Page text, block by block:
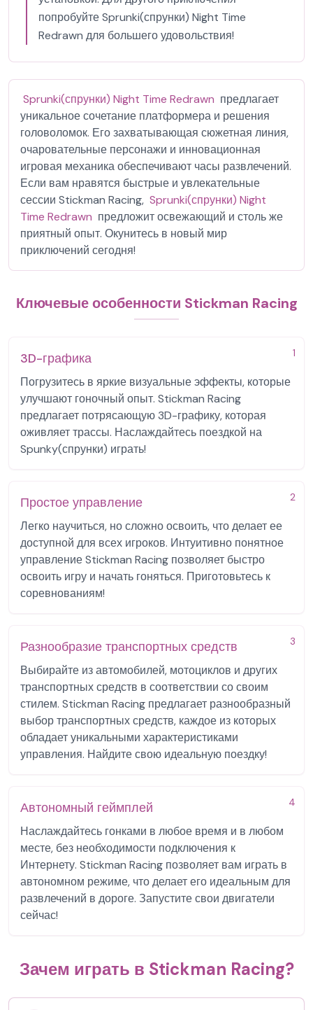
попробуйте Sprunki(спрунки) Night Time
Redrawn для большего удовольствия!
Sprunki(спрунки) Night Time Redrawn предлагает
уникальное сочетание платформера и решения
головоломок. Его захватывающая сюжетная линия,
очаровательные персонажи и инновационная
игровая механика обеспечивают часы развлечений.
Если вам нравятся быстрые и увлекательные
сессии Stickman Racing, Sprunki(спрунки) Night
Time Redrawn предложит освежающий и столь же
приятный опыт. Окунитесь в новый мир
приключений сегодня!
Ключевые особенности Stickman Racing
1
3D-графика
Погрузитесь в яркие визуальные эффекты, которые
улучшают гоночный опыт. Stickman Racing
предлагает потрясающую 3D-графику, которая
оживляет трассы. Наслаждайтесь поездкой на
Spunky(спрунки) играть!
2
Простое управление
Легко научиться, но сложно освоить, что делает ее
доступной для всех игроков. Интуитивно понятное
управление Stickman Racing позволяет быстро
освоить игру и начать гоняться. Приготовьтесь к
соревнованиям!
3
Разнообразие транспортных средств
Выбирайте из автомобилей, мотоциклов и других
транспортных средств в соответствии со своим
стилем. Stickman Racing предлагает разнообразный
выбор транспортных средств, каждое из которых
обладает уникальными характеристиками
управления. Найдите свою идеальную поездку!
4
Автономный геймплей
Наслаждайтесь гонками в любое время и в любом
месте, без необходимости подключения к
Интернету. Stickman Racing позволяет вам играть в
автономном режиме, что делает его идеальным для
развлечений в дороге. Запустите свои двигатели
сейчас!
Зачем играть в Stickman Racing?